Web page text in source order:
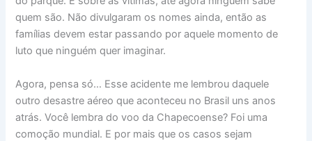
quem são. Não divulgaram os nomes ainda, então as
famílias devem estar passando por aquele momento de
luto que ninguém quer imaginar.
Agora, pensa só… Esse acidente me lembrou daquele
outro desastre aéreo que aconteceu no Brasil uns anos
atrás. Você lembra do voo da Chapecoense? Foi uma
comoção mundial. E por mais que os casos sejam